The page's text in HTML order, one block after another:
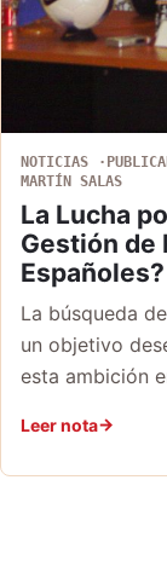
NOTICIAS
MARTÍN SALAS
La Lucha
Gestión de
Españoles?
La búsqueda
un objetivo
esta ambición
Leer nota